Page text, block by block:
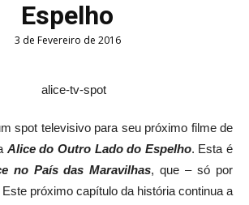
Espelho
3 de Fevereiro de 2016
spot televisivo para seu próximo filme de
Alice do Outro Lado do Espelho. Esta é
no País das Maravilhas, que – só por
Este próximo capítulo da história continua a